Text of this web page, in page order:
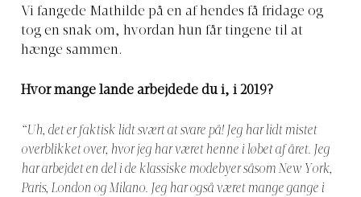
Vi fangede Mathilde på en af hendes få fridage og
tog en snak om, hvordan hun får tingene til at
hænge sammen.
Hvor mange lande arbejdede du i, i 2019?
“Uh, det er faktisk lidt svært at svare på! Jeg har lidt mistet
overblikket over, hvor jeg har været henne i løbet af året. Jeg
har arbejdet en del i de klassiske modebyer såsom New York,
Paris, London og Milano. Jeg har også været mange gange i